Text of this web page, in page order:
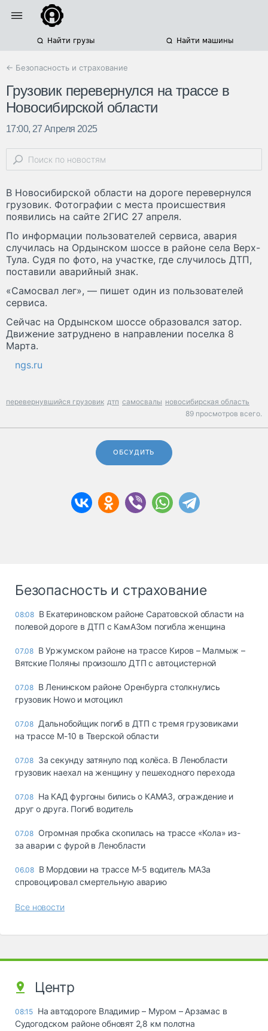
Найти грузы Найти машины
← Безопасность и страхование
Грузовик перевернулся на трассе в
Новосибирской области
17:00, 27 Апреля 2025
В Новосибирской области на дороге перевернулся
грузовик. Фотографии с места происшествия
появились на сайте 2ГИС 27 апреля.
По информации пользователей сервиса, авария
случилась на Ордынском шоссе в районе села Верх-
Тула. Судя по фото, на участке, где случилось ДТП,
поставили аварийный знак.
«Самосвал лег», — пишет один из пользователей
сервиса.
Сейчас на Ордынском шоссе образовался затор.
Движение затруднено в направлении поселка 8
Марта.
ngs.ru
перевернувшийся грузовик дтп самосвалы новосибирская область
89 просмотров всего.
ОБСУДИТЬ
Безопасность и страхование
08:08 В Екатериновском районе Саратовской области на
полевой дороге в ДТП с КамАЗом погибла женщина
07.08 В Уржумском районе на трассе Киров – Малмыж –
Вятские Поляны произошло ДТП с автоцистерной
07.08 В Ленинском районе Оренбурга столкнулись
грузовик Howo и мотоцикл
07.08 Дальнобойщик погиб в ДТП с тремя грузовиками
на трассе М-10 в Тверской области
07.08 За секунду затянуло под колёса. В Ленобласти
грузовик наехал на женщину у пешеходного перехода
07.08 На КАД фургоны бились о КАМАЗ, ограждение и
друг о друга. Погиб водитель
07.08 Огромная пробка скопилась на трассе «Кола» из-
за аварии с фурой в Ленобласти
06.08 В Мордовии на трассе М-5 водитель МАЗа
спровоцировал смертельную аварию
Все новости
Центр
08:15 На автодороге Владимир – Муром – Арзамас в
Судогодском районе обновят 2,8 км полотна